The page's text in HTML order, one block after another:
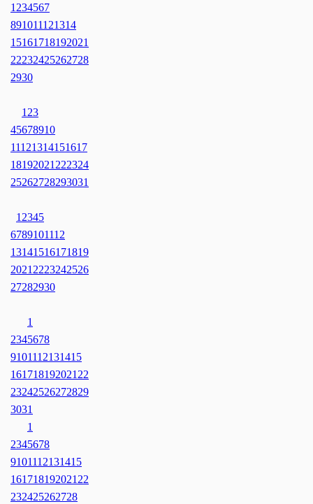
1 234567
891011121314
15161718192021
22232425262728
2930
1 23
45678910
11121314151617
18192021 222324
25262728293031
1 2345
6789101112
13141516171819
2021 2223242526
27282930
1
2345678
9101112131415
161718192021 22
23242526272829
3031
1
2345678
9101112131415
161718192021 22
232425262728